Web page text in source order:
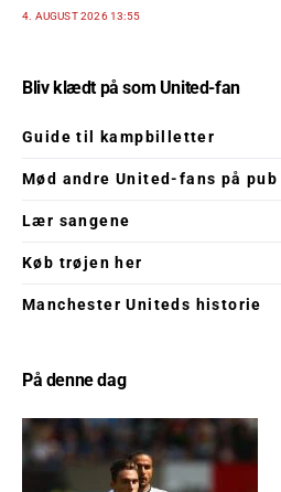
4. AUGUST 2026 13:55
Bliv klædt på som United-fan
Guide til kampbilletter
Mød andre United-fans på pub
Lær sangene
Køb trøjen her
Manchester Uniteds historie
På denne dag